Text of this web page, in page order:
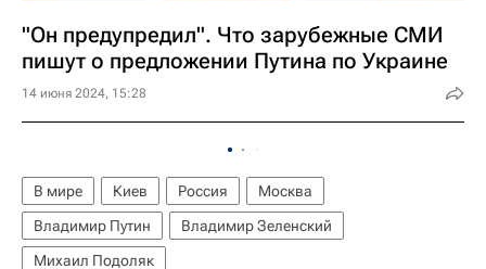
"Он предупредил". Что зарубежные СМИ
пишут о предложении Путина по Украине
14 июня 2024, 15:28
В мире Киев Россия
Москва
Владимир Путин
Владимир Зеленский
Михаил Подоляк